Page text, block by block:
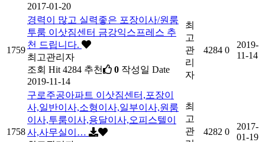
2017-01-20
1759
경력이 많고 실력좋은 포장이사/원룸
투룸 이삿짐센터 금강익스프레스 추
천 드립니다.
최고관리자
조회 Hit 4284 추천 0 작성일 Date
2019-11-14
최
고
관
리
자
4284 0
2019-
11-14
1758
구로주공아파트 이삿짐센터,포장이
사,일반이사,소형이사,일부이사,원룸
이사,투룸이사,용달이사,오피스텔이
사,사무실이…
최
고
관
4282 0
2017-
01-19